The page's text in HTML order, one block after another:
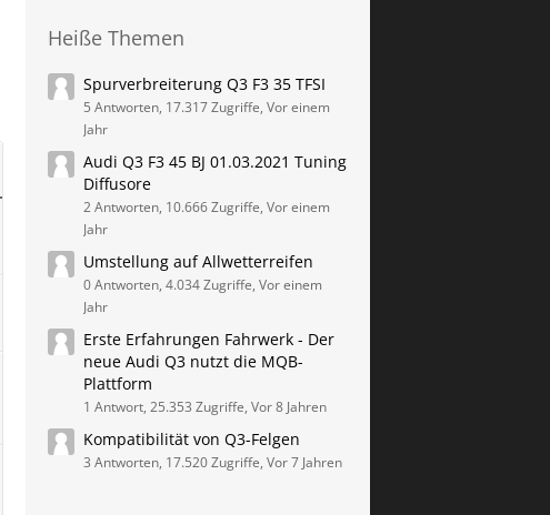
Heiße Themen
Spurverbreiterung Q3 F3 35 TFSI
5 Antworten, 17.317 Zugriffe, Vor einem
Jahr
Audi Q3 F3 45 BJ 01.03.2021 Tuning
Diffusore
2 Antworten, 10.666 Zugriffe, Vor einem
Jahr
Umstellung auf Allwetterreifen
0 Antworten, 4.034 Zugriffe, Vor einem
Jahr
Erste Erfahrungen Fahrwerk - Der
neue Audi Q3 nutzt die MQB-
Plattform
1 Antwort, 25.353 Zugriffe, Vor 8 Jahren
Kompatibilität von Q3-Felgen
3 Antworten, 17.520 Zugriffe, Vor 7 Jahren